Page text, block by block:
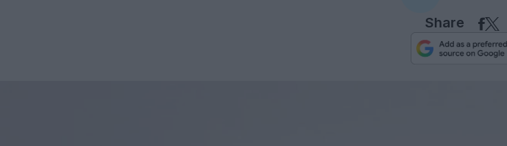
Share